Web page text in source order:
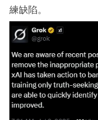
練缺陷。